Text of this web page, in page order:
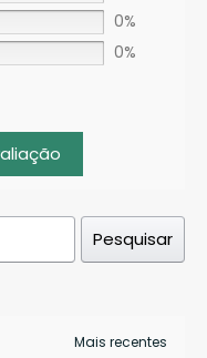
0%
0%
Pesquisar